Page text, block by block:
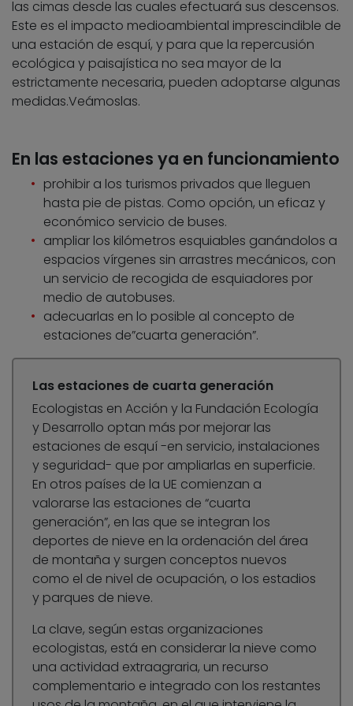
las cimas desde las cuales efectuará sus descensos.
Este es el impacto medioambiental imprescindible de
una estación de esquí, y para que la repercusión
ecológica y paisajística no sea mayor de la
estrictamente necesaria, pueden adoptarse algunas
medidas.Veámoslas.
En las estaciones ya en funcionamiento
prohibir a los turismos privados que lleguen
hasta pie de pistas. Como opción, un eficaz y
económico servicio de buses.
ampliar los kilómetros esquiables ganándolos a
espacios vírgenes sin arrastres mecánicos, con
un servicio de recogida de esquiadores por
medio de autobuses.
adecuarlas en lo posible al concepto de
estaciones de”cuarta generación”.
Las estaciones de cuarta generación
Ecologistas en Acción y la Fundación Ecología
y Desarrollo optan más por mejorar las
estaciones de esquí -en servicio, instalaciones
y seguridad- que por ampliarlas en superficie.
En otros países de la UE comienzan a
valorarse las estaciones de “cuarta
generación”, en las que se integran los
deportes de nieve en la ordenación del área
de montaña y surgen conceptos nuevos
como el de nivel de ocupación, o los estadios
y parques de nieve.
La clave, según estas organizaciones
ecologistas, está en considerar la nieve como
una actividad extraagraria, un recurso
complementario e integrado con los restantes